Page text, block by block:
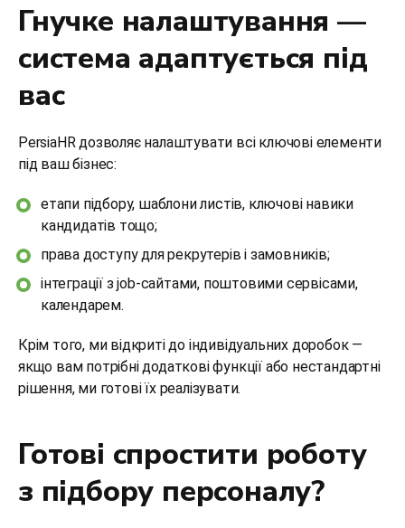
Гнучке налаштування —
система адаптується під
вас
PersiaHR дозволяє налаштувати всі ключові елементи
під ваш бізнес:
етапи підбору, шаблони листів, ключові навики
кандидатів тощо;
права доступу для рекрутерів і замовників;
інтеграції з job-сайтами, поштовими сервісами,
календарем.
Крім того, ми відкриті до індивідуальних доробок —
якщо вам потрібні додаткові функції або нестандартні
рішення, ми готові їх реалізувати.
Готові спростити роботу
з підбору персоналу?